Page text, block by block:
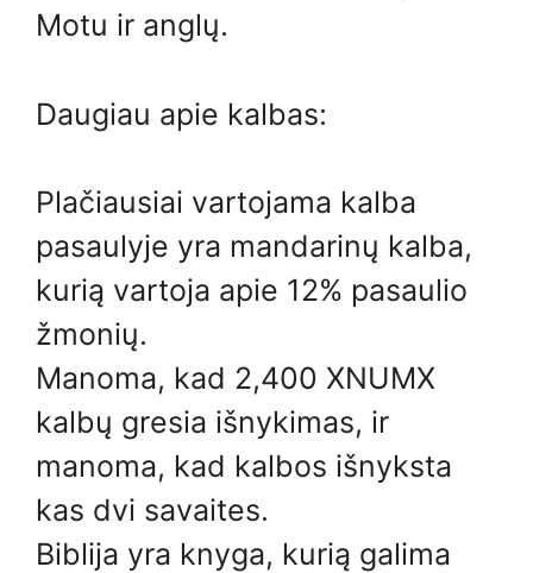
Motu ir anglų.
Daugiau apie kalbas:
Plačiausiai vartojama kalba
pasaulyje yra mandarinų kalba,
kurią vartoja apie 12% pasaulio
žmonių.
Manoma, kad 2,400 XNUMX
kalbų gresia išnykimas, ir
manoma, kad kalbos išnyksta
kas dvi savaites.
Biblija yra knyga, kurią galima